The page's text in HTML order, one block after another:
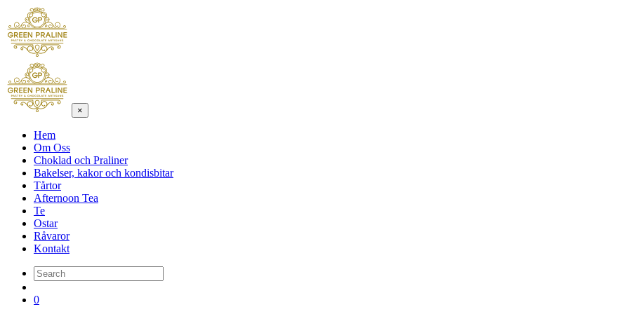
×
Hem
Om Oss
Choklad och Praliner
Bakelser, kakor och kondisbitar
Tårtor
Afternoon Tea
Te
Ostar
Råvaror
Kontakt
0